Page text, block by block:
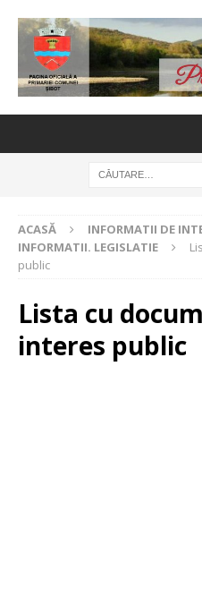
ACASĂ INFORMATII DE
INFORMATII. LEGISLATIE
public
Lista cu
interes public